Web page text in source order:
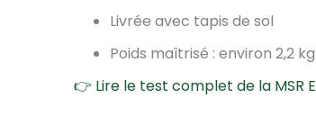
Livrée avec tapis de sol
Poids maîtrisé : environ 2,2 kg
👉 Lire le test complet de la MSR